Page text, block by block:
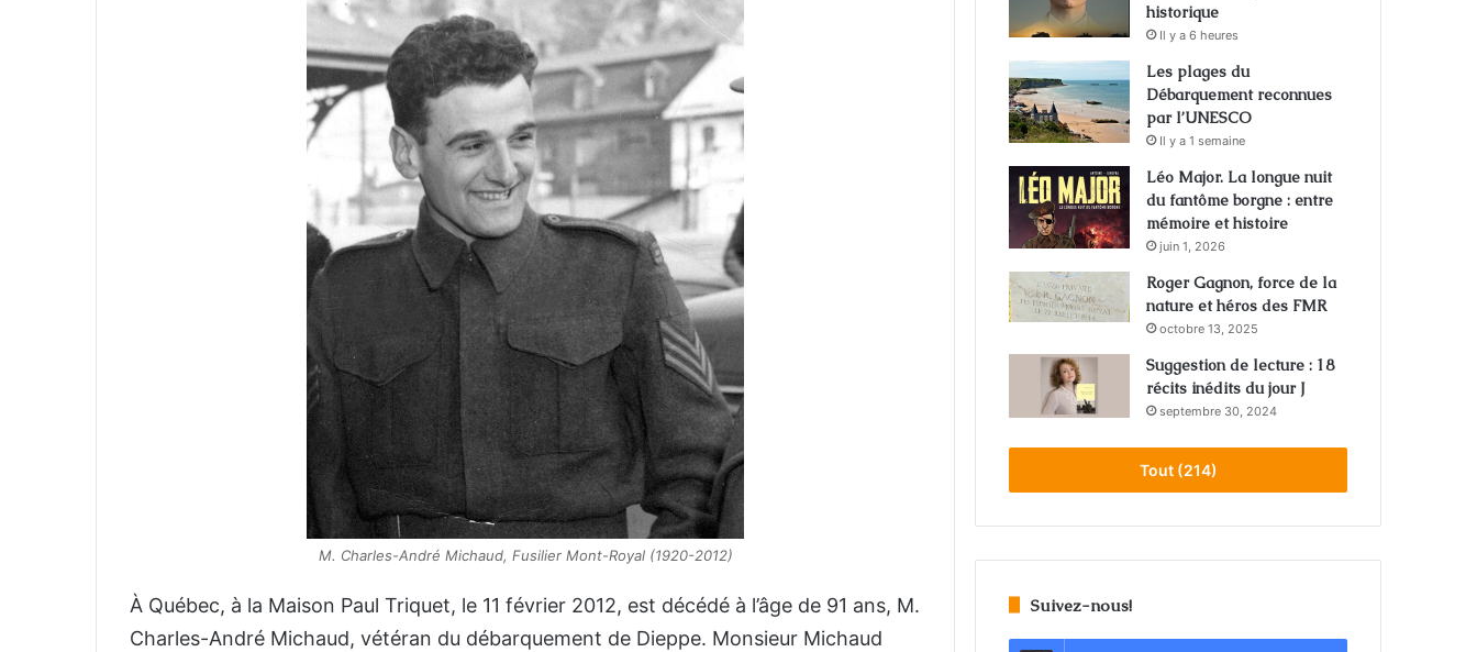
M. Charles-André Michaud, Fusilier Mont-Royal (1920-2012)
À Québec, à la Maison Paul Triquet, le 11 février 2012, est décédé à l’âge de 91 ans, M.
Charles-André Michaud, vétéran du débarquement de Dieppe. Monsieur Michaud
historique
Il y a 6 heures
Les plages du
Débarquement reconnues
par l’UNESCO
Il y a 1 semaine
Léo Major. La longue nuit
du fantôme borgne : entre
mémoire et histoire
juin 1, 2026
Roger Gagnon, force de la
nature et héros des FMR
octobre 13, 2025
Suggestion de lecture : 18
récits inédits du jour J
septembre 30, 2024
Tout (214)
Suivez-nous!